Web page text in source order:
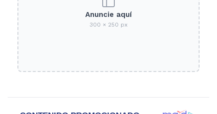
Anuncie aquí
300 × 250 px